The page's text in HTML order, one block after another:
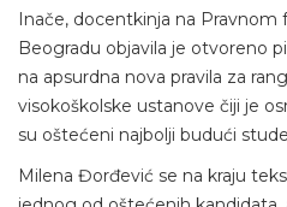
Inače, docentkinja na
Beogradu objavila je otvoreno
na apsurdna nova pravila za
visokoškolske ustanove čiji je
su oštećeni najbolji budući
Milena Đorđević se na kraju